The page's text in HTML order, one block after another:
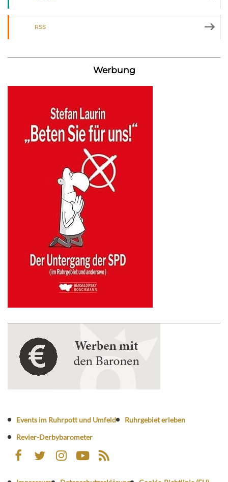
RSS
Werbung
Events im Ruhrpott und Umfeld
Ruhrgebiet erleben
Revier-Derbybarometer